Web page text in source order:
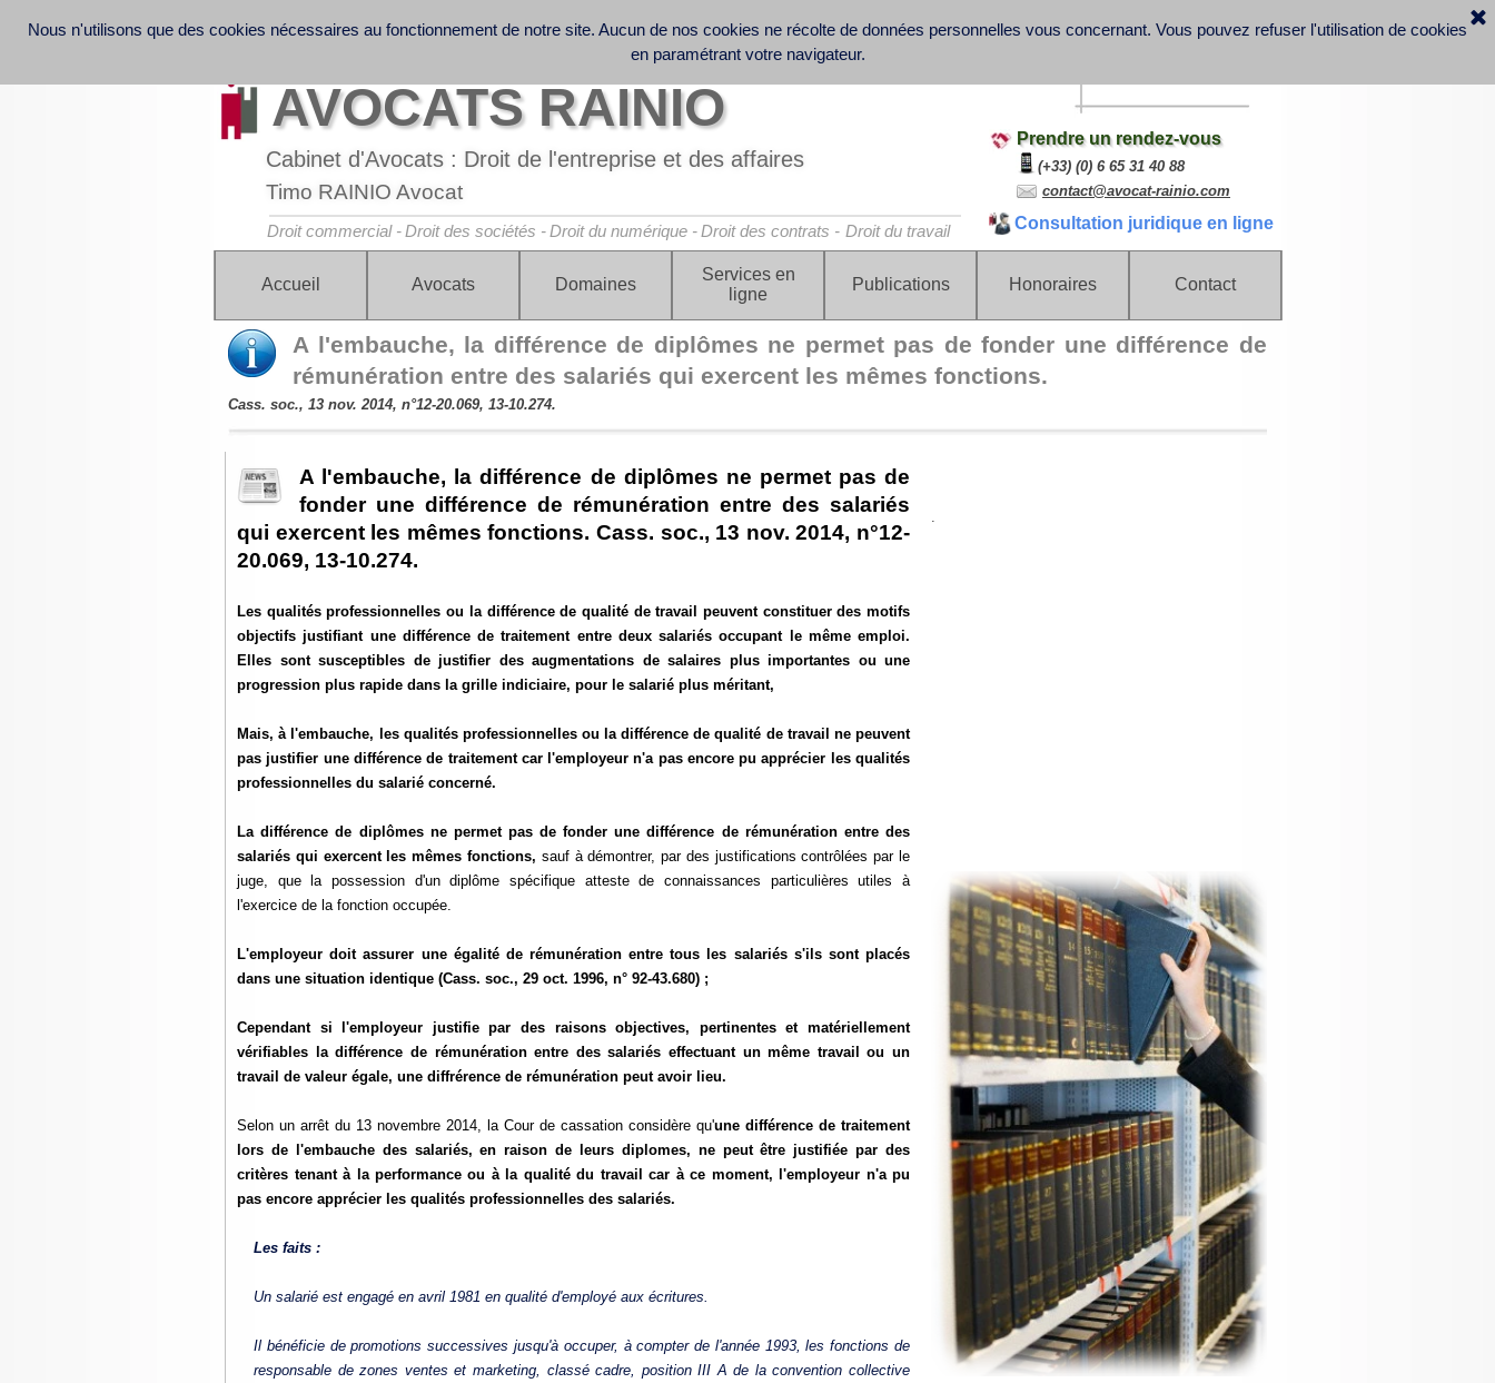
Nous n'utilisons que des cookies nécessaires au fonctionnement de notre site. Aucun de nos cookies ne récolte de données personnelles vous concernant. Vous pouvez refuser l'utilisation de cookies
en paramétrant votre navigateur.
Accueil Avocats Domaines
Services en
ligne
Publications Honoraires Contact
Cabinet d'Avocats : Droit de l'entreprise et des affaires
Consultation juridique en ligne
Prendre un rendez-vous
Informations légales et note d'information sur la collecte et le traitement des données personnelles
AVOCATS RAINIO
Droit commercial - Droit des contrats -
Droit du numérique - Droit du travail
Droit des sociétés -
(+33) (0) 6 65 31 40 88
contact@avocat-rainio.com
Discover France Company Launch | French Law office - Business Law - Contract Law - Digital Law (GDPR) - Labor
Timo RAINIO Avocat
A l'embauche, la différence de diplômes ne permet pas de fonder une différence de
rémunération entre des salariés qui exercent les mêmes fonctions.
Cass. soc., 13 nov. 2014, n°12-20.069, 13-10.274.
A l'embauche, la différence de diplômes ne permet pas de
fonder une différence de rémunération entre des salariés
qui exercent les mêmes fonctions. Cass. soc., 13 nov. 2014, n°12-
20.069, 13-10.274.
Les qualités professionnelles ou la différence de qualité de travail peuvent constituer des motifs
objectifs justifiant une différence de traitement entre deux salariés occupant le même emploi.
Elles sont susceptibles de justifier des augmentations de salaires plus importantes ou une
progression plus rapide dans la grille indiciaire, pour le salarié plus méritant,
Mais, à l'embauche, les qualités professionnelles ou la différence de qualité de travail ne peuvent
pas justifier une différence de traitement car l'employeur n'a pas encore pu apprécier les qualités
professionnelles du salarié concerné.
La différence de diplômes ne permet pas de fonder une différence de rémunération entre des
salariés qui exercent les mêmes fonctions, sauf à démontrer, par des justifications contrôlées par le
juge, que la possession d'un diplôme spécifique atteste de connaissances particulières utiles à
l'exercice de la fonction occupée.
L'employeur doit assurer une égalité de rémunération entre tous les salariés s'ils sont placés
dans une situation identique (Cass. soc., 29 oct. 1996, n° 92-43.680) ;
Cependant si l'employeur justifie par des raisons objectives, pertinentes et matériellement
vérifiables la différence de rémunération entre des salariés effectuant un même travail ou un
travail de valeur égale, une diffrérence de rémunération peut avoir lieu.
Selon un arrêt du 13 novembre 2014, la Cour de cassation considère qu'une différence de traitement
lors de l'embauche des salariés, en raison de leurs diplomes, ne peut être justifiée par des
critères tenant à la performance ou à la qualité du travail car à ce moment, l'employeur n'a pu
pas encore apprécier les qualités professionnelles des salariés.
Les faits :
Un salarié est engagé en avril 1981 en qualité d'employé aux écritures.
Il bénéficie de promotions successives jusqu'à occuper, à compter de l'année 1993, les fonctions de
responsable de zones ventes et marketing, classé cadre, position III A de la convention collective
.